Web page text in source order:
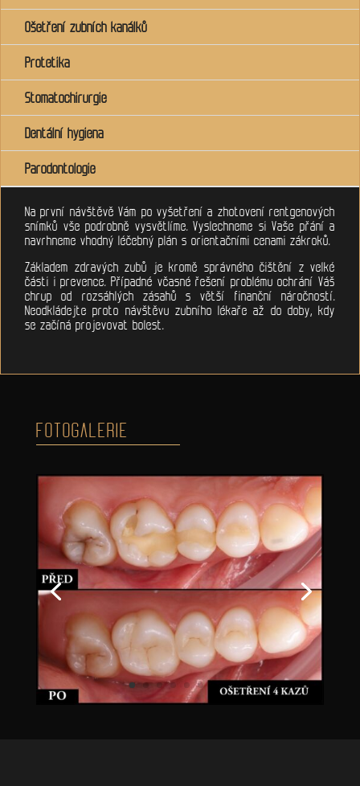
Ošetření zubních kanálků
Protetika
Stomatochirurgie
Dentální hygiena
Parodontologie
Na první návštěvě Vám po vyšetření a zhotovení rentgenových
snímků vše podrobně vysvětlíme. Vyslechneme si Vaše přání a
navrhneme vhodný léčebný plán s orientačními cenami zákroků.
Základem zdravých zubů je kromě správného čištění z velké
části i prevence. Případné včasné řešení problému ochrání Váš
chrup od rozsáhlých zásahů s větší finanční náročností.
Neodkládejte proto návštěvu zubního lékaře až do doby, kdy
se začíná projevovat bolest.
FOTOGALERIE